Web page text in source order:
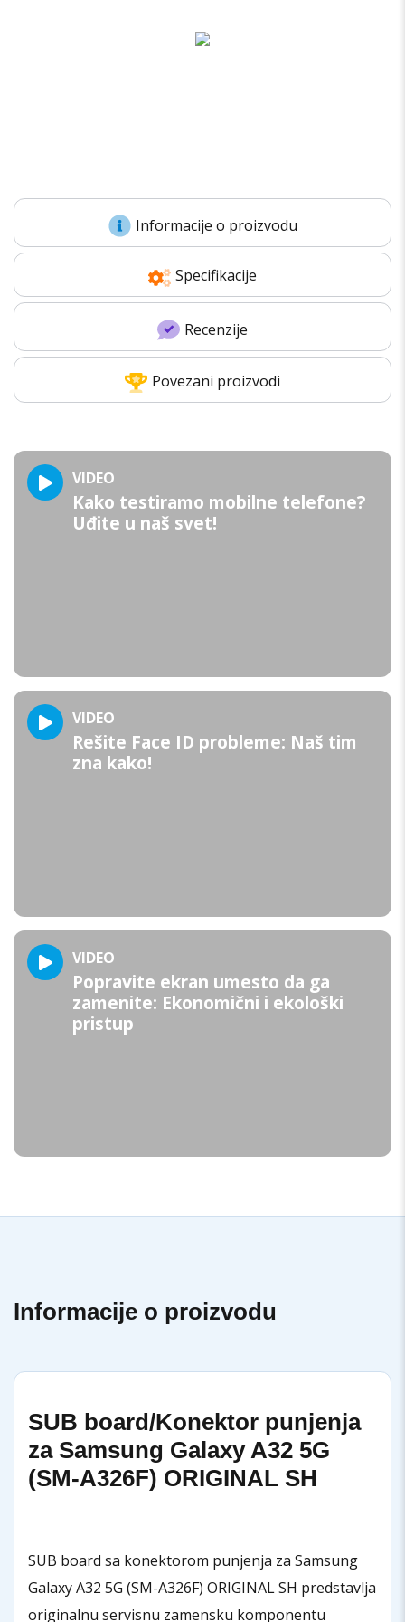
Informacije o proizvodu
Specifikacije
Recenzije
Povezani proizvodi
VIDEO
Kako testiramo mobilne telefone?
Uđite u naš svet!
VIDEO
Rešite Face ID probleme: Naš tim
zna kako!
VIDEO
Popravite ekran umesto da ga
zamenite: Ekonomični i ekološki
pristup
Informacije o proizvodu
SUB board/Konektor punjenja
za Samsung Galaxy A32 5G
(SM-A326F) ORIGINAL SH
SUB board sa konektorom punjenja za Samsung
Galaxy A32 5G (SM-A326F) ORIGINAL SH predstavlja
originalnu servisnu zamensku komponentu